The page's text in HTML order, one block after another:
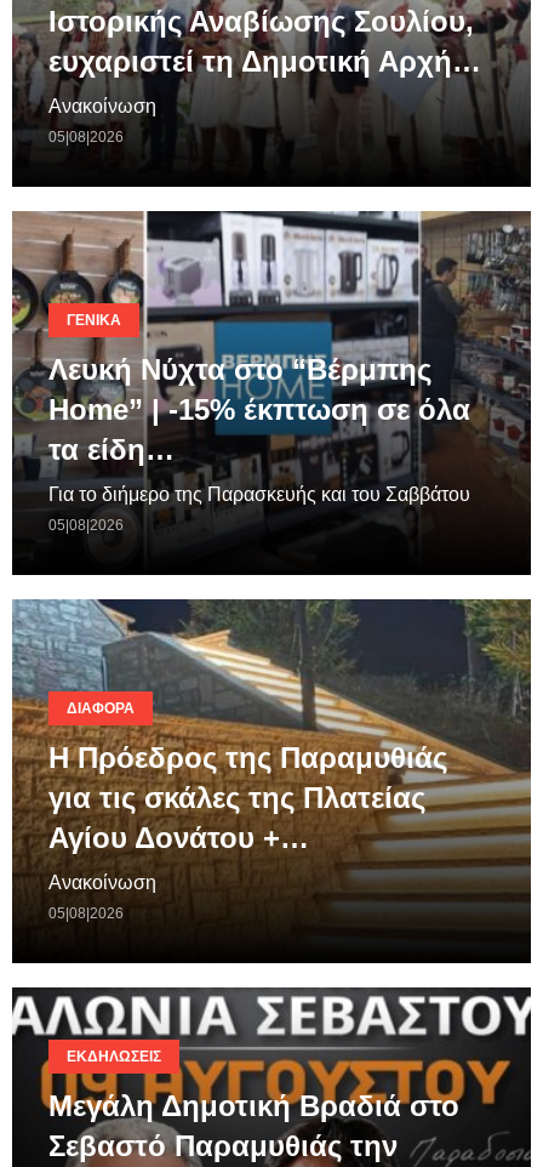
Ιστορικής Αναβίωσης Σουλίου,
ευχαριστεί τη Δημοτική Αρχή…
Ανακοίνωση
05|08|2026
ΓΕΝΙΚΆ
Λευκή Νύχτα στο “Βέρμπης
Home” | -15% έκπτωση σε όλα
τα είδη…
Για το διήμερο της Παρασκευής και του Σαββάτου
05|08|2026
ΔΙΆΦΟΡΑ
Η Πρόεδρος της Παραμυθιάς
για τις σκάλες της Πλατείας
Αγίου Δονάτου +…
Ανακοίνωση
05|08|2026
ΕΚΔΗΛΏΣΕΙΣ
Μεγάλη Δημοτική Βραδιά στο
Σεβαστό Παραμυθιάς την